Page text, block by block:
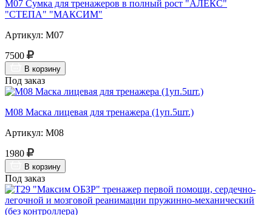
М07 Сумка для тренажеров в полный рост "АЛЕКС"
"СТЕПА" "МАКСИМ"
Артикул: М07
7500
В корзину
Под заказ
М08 Маска лицевая для тренажера (1уп.5шт.)
Артикул: М08
1980
В корзину
Под заказ